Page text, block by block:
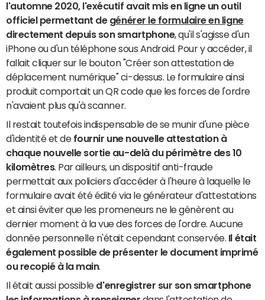
l'automne 2020, l'exécutif avait mis en ligne un outil
officiel permettant de générer le formulaire en ligne
directement depuis son smartphone, qu'il s'agisse d'un
iPhone ou d'un téléphone sous Android. Pour y accéder, il
fallait cliquer sur le bouton "Créer son attestation de
déplacement numérique" ci-dessus. Le formulaire ainsi
produit comportait un QR code que les forces de l'ordre
n'avaient plus qu'à scanner.
Il restait toutefois indispensable de se munir d'une pièce
d'identité et de fournir une nouvelle attestation à
chaque nouvelle sortie au-delà du périmètre des 10
kilomètres. Par ailleurs, un dispositif anti-fraude
permettait aux policiers d'accéder à l'heure à laquelle le
formulaire avait été édité via le générateur d'attestations
et ainsi éviter que les promeneurs ne le génèrent au
dernier moment à la vue des forces de l'ordre. Aucune
donnée personnelle n'était cependant conservée. Il était
également possible de présenter le document imprimé
ou recopié à la main.
Il était aussi possible d'enregistrer sur son smartphone